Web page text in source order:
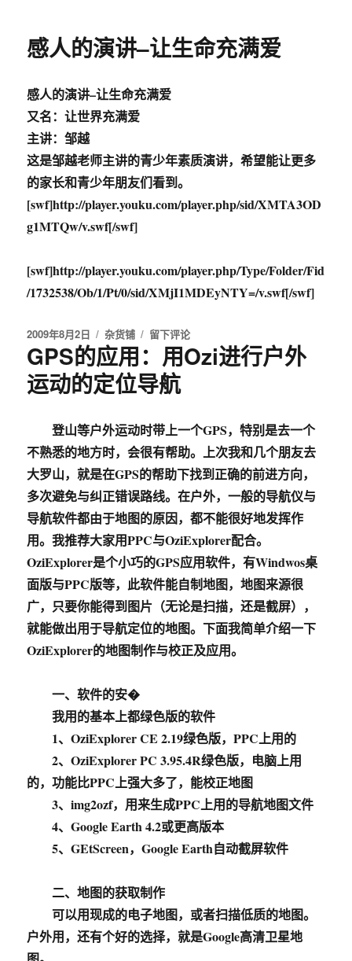
更
便!65
Chrome
插
推
感人的演讲–让生命充满爱
感人的演讲–让生命充满爱
又名：让世界充满爱
主讲：邹越
这是邹越老师主讲的青少年素质演讲，希望能让更多
的家长和青少年朋友们看到。
[swf]http://player.youku.com/player.php/sid/XMTA3OD
g1MTQw/v.swf[/swf]
[swf]http://player.youku.com/player.php/Type/Folder/Fid
/1732538/Ob/1/Pt/0/sid/XMjI1MDEyNTY=/v.swf[/swf]
发
布
于
2009年8月2日
分
类
杂货铺
于
的
–
让
生
命
充
满
爱
留下评论
GPS的应用：用Ozi进行户外
运动的定位导航
登山等户外运动时带上一个GPS，特别是去一个
不熟悉的地方时，会很有帮助。上次我和几个朋友去
大罗山，就是在GPS的帮助下找到正确的前进方向，
多次避免与纠正错误路线。在户外，一般的导航仪与
导航软件都由于地图的原因，都不能很好地发挥作
用。我推荐大家用PPC与OziExplorer配合。
OziExplorer是个小巧的GPS应用软件，有Windwos桌
面版与PPC版等，此软件能自制地图，地图来源很
广，只要你能得到图片（无论是扫描，还是截屏），
就能做出用于导航定位的地图。下面我简单介绍一下
OziExplorer的地图制作与校正及应用。
一、软件的安�
我用的基本上都绿色版的软件
1、OziExplorer CE 2.19绿色版，PPC上用的
2、OziExplorer PC 3.95.4R绿色版，电脑上用
的，功能比PPC上强大多了，能校正地图
3、img2ozf，用来生成PPC上用的导航地图文件
4、Google Earth 4.2或更高版本
5、GEtScreen，Google Earth自动截屏软件
二、地图的获取制作
可以用现成的电子地图，或者扫描低质的地图。
户外用，还有个好的选择，就是Google高清卫星地